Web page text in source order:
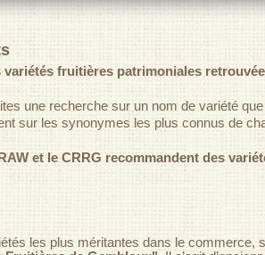
fruitières patrimoniales
une recherche sur un nom de variété
sur les synonymes les plus connus de
et le CRRG recommandent des
les plus méritantes dans le commerce,